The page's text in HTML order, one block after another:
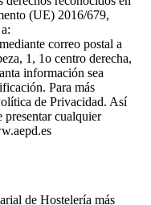
(UE) 2016/679,
correo postal a
1, 1o centro derecha,
información sea
Para más
de Privacidad. Así
presentar cualquier
de Hostelería más